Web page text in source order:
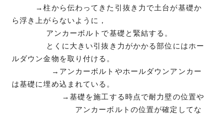
→柱から伝わってきた引抜き力で土台が基礎か
ら浮き上がらないように，
アンカーボルトで基礎と緊結する。
とくに大きい引抜き力がかかる部位にはホー
ルダウン金物を取り付ける。
→アンカーボルトやホールダウンアンカー
は基礎に埋め込まれている。
→基礎を施工する時点で耐力壁の位置や
アンカーボルトの位置が確定してな